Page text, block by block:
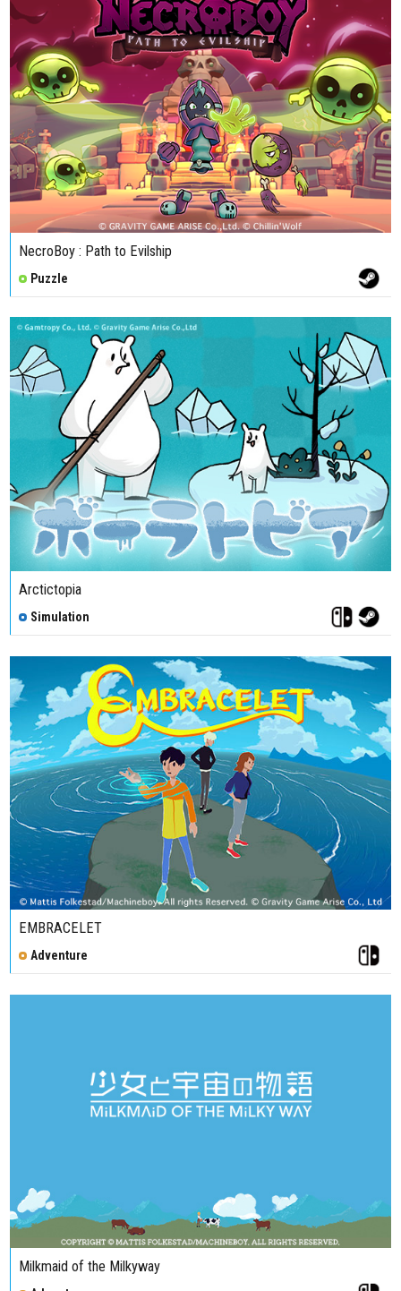
NecroBoy : Path to Evilship
Puzzle
Arctictopia
Simulation
EMBRACELET
Adventure
Milkmaid of the Milkyway